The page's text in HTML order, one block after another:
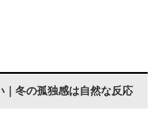
｜冬の孤独感は自然な反応